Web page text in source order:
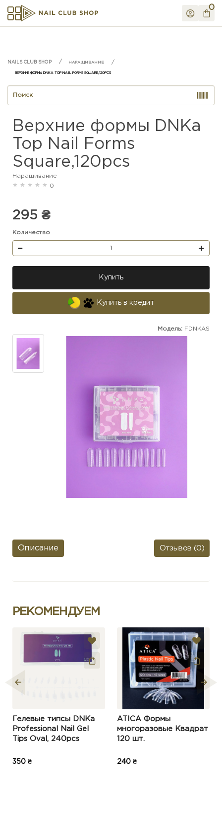
0
НАРАЩИВАНИЕ
ВЕРХНИЕ ФОРМЫ DNKA TOP NAIL FORMS SQUARE,120PCS
Верхние формы DNKa
Top Nail Forms
Square,120pcs
Наращивание
0
Модель: FDNKAS
295 ₴
Количество
Купить
Купить в кредит
Описание Отзывов (0)
РЕКОМЕНДУЕМ
Гелевые типсы DNKa
Professional Nail Gel
Tips Oval, 240pcs
350 ₴
ATICA Формы
многоразовые Квадрат
120 шт.
240 ₴